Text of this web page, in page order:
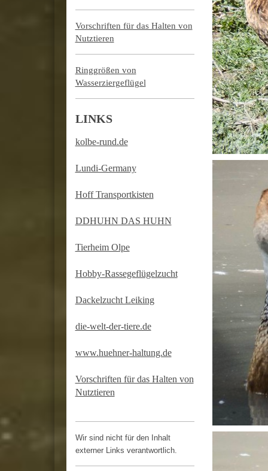
Vorschriften für das Halten von
Nutztieren
Ringgrößen von
Wasserziergeflügel
LINKS
kolbe-rund.de
Lundi-Germany
Hoff Transportkisten
DDHUHN DAS HUHN
Tierheim Olpe
Hobby-Rassegeflügelzucht
Dackelzucht Leiking
die-welt-der-tiere.de
www.huehner-haltung.de
Vorschriften für das Halten von
Nutztieren
Wir sind nicht für den Inhalt
externer Links verantwortlich.